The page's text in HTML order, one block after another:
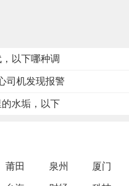
以下哪种调
司机发现报警
水垢，以下
莆田 泉州 厦门